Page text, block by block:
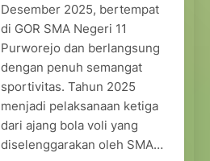
Desember 2025, bertempat
di GOR SMA Negeri 11
Purworejo dan berlangsung
dengan penuh semangat
sportivitas. Tahun 2025
menjadi pelaksanaan ketiga
dari ajang bola voli yang
diselenggarakan oleh SMA…